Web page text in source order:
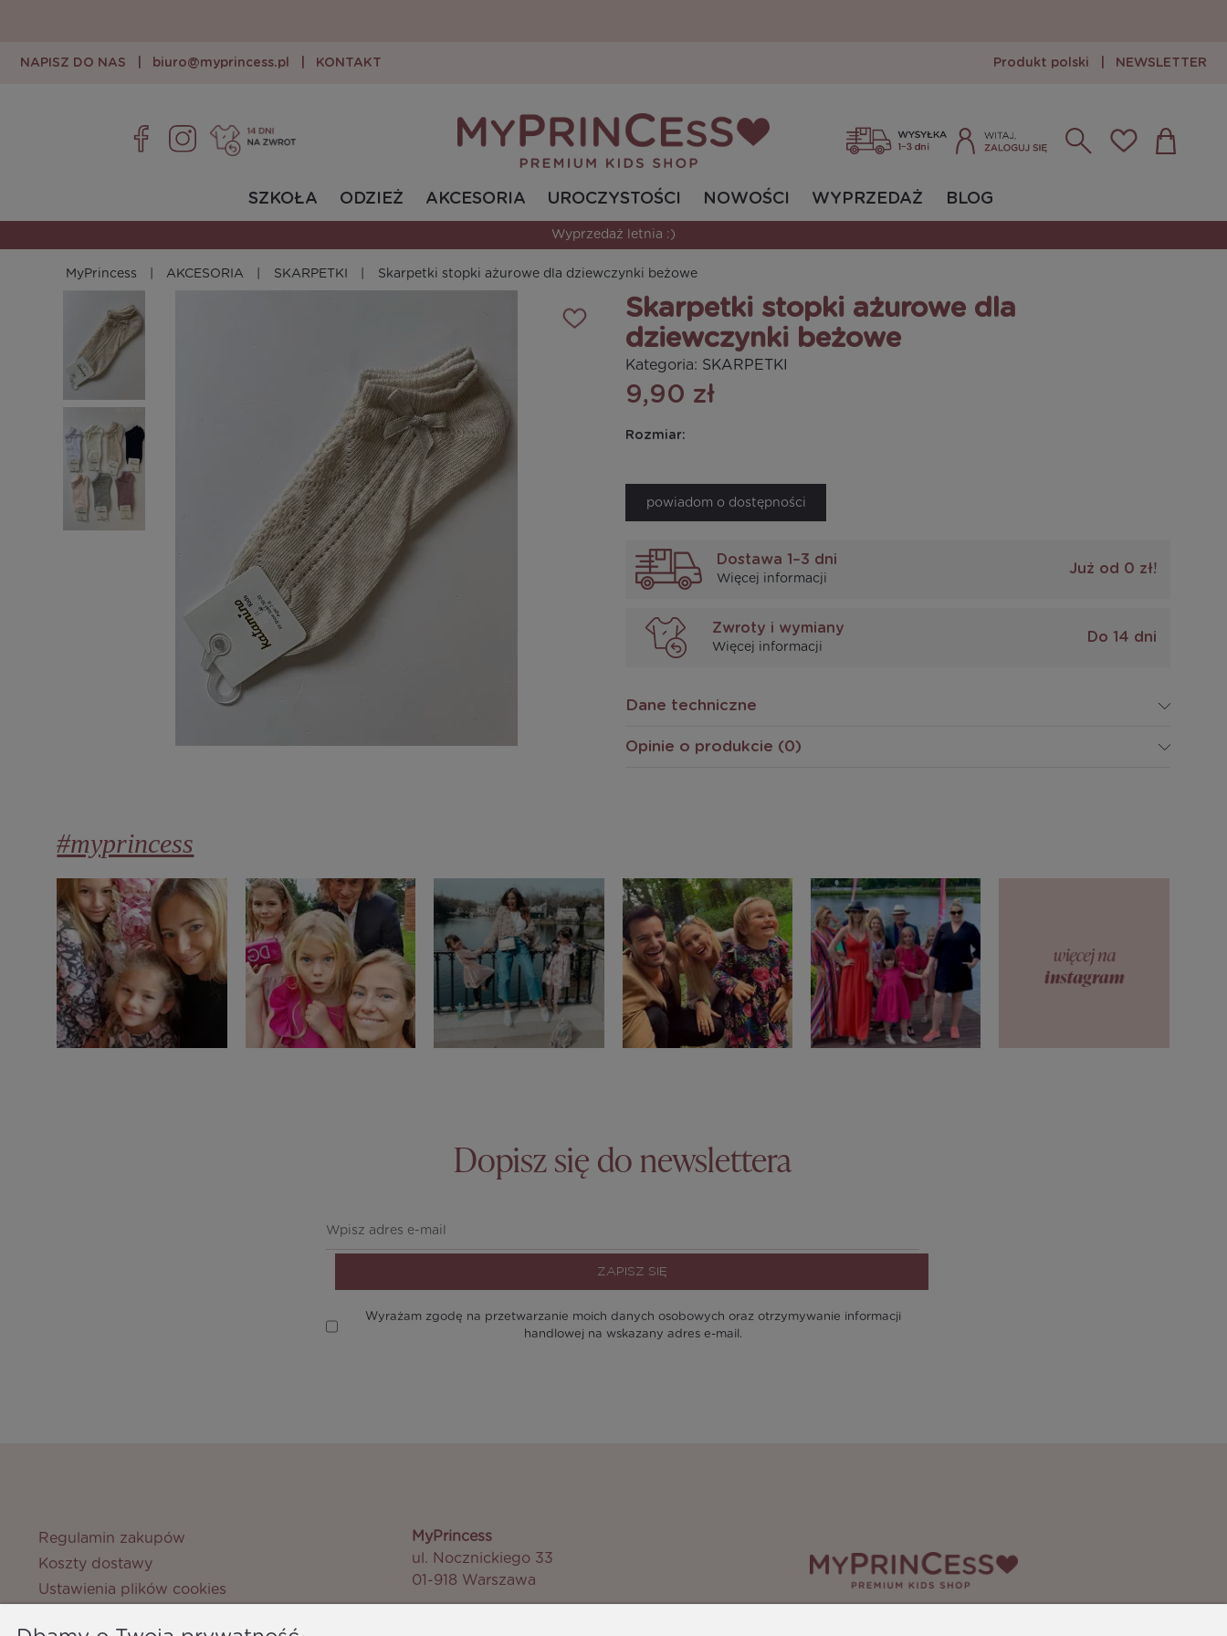
NAPISZ DO NAS biuro@myprincess.pl KONTAKT Produkt polski NEWSLETTER
SZKOŁA ODZIEŻ AKCESORIA UROCZYSTOŚCI NOWOŚCI WYPRZEDAŻ BLOG
Wyprzedaż letnia :)
MyPrincess AKCESORIA SKARPETKI Skarpetki stopki ażurowe dla dziewczynki beżowe
Skarpetki stopki ażurowe dla
dziewczynki beżowe
Kategoria: SKARPETKI
9,90 zł
Rozmiar:
powiadom o dostępności
Dostawa 1–3 dni
Więcej informacji
Już od 0 zł!
Zwroty i wymiany
Więcej informacji
Do 14 dni
Dane techniczne
Opinie o produkcie (0)
#myprincess
Dopisz się do newslettera
ZAPISZ SIĘ
Wyrażam zgodę na przetwarzanie moich danych osobowych oraz otrzymywanie informacji
handlowej na wskazany adres e-mail.
Regulamin zakupów
Koszty dostawy
Ustawienia plików cookies
MyPrincess
ul. Nocznickiego 33
01-918 Warszawa